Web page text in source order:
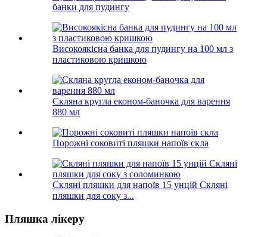
банки для пудингу
Високоякісна банка для пудингу на 100 мл з
пластиковою кришкою
Скляна кругла економ-баночка для варення
880 мл
Порожні соковиті пляшки напоїв скла
Скляні пляшки для напоїв 15 унцій Скляні
пляшки для соку з...
Пляшка лікеру